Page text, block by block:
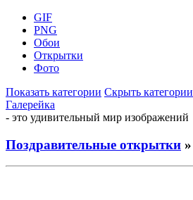
GIF
PNG
Обои
Открытки
Фото
Показать категории Скрыть категории
Галерейка
- это удивительный мир изображений
Поздравительные открытки »